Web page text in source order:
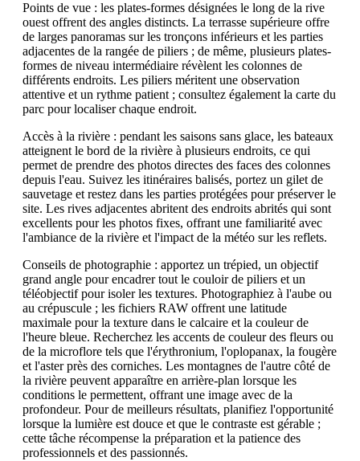
Points de vue : les plates-formes désignées le long de la rive
ouest offrent des angles distincts. La terrasse supérieure offre
de larges panoramas sur les tronçons inférieurs et les parties
adjacentes de la rangée de piliers ; de même, plusieurs plates-
formes de niveau intermédiaire révèlent les colonnes de
différents endroits. Les piliers méritent une observation
attentive et un rythme patient ; consultez également la carte du
parc pour localiser chaque endroit.
Accès à la rivière : pendant les saisons sans glace, les bateaux
atteignent le bord de la rivière à plusieurs endroits, ce qui
permet de prendre des photos directes des faces des colonnes
depuis l'eau. Suivez les itinéraires balisés, portez un gilet de
sauvetage et restez dans les parties protégées pour préserver le
site. Les rives adjacentes abritent des endroits abrités qui sont
excellents pour les photos fixes, offrant une familiarité avec
l'ambiance de la rivière et l'impact de la météo sur les reflets.
Conseils de photographie : apportez un trépied, un objectif
grand angle pour encadrer tout le couloir de piliers et un
téléobjectif pour isoler les textures. Photographiez à l'aube ou
au crépuscule ; les fichiers RAW offrent une latitude
maximale pour la texture dans le calcaire et la couleur de
l'heure bleue. Recherchez les accents de couleur des fleurs ou
de la microflore tels que l'érythronium, l'oplopanax, la fougère
et l'aster près des corniches. Les montagnes de l'autre côté de
la rivière peuvent apparaître en arrière-plan lorsque les
conditions le permettent, offrant une image avec de la
profondeur. Pour de meilleurs résultats, planifiez l'opportunité
lorsque la lumière est douce et que le contraste est gérable ;
cette tâche récompense la préparation et la patience des
professionnels et des passionnés.